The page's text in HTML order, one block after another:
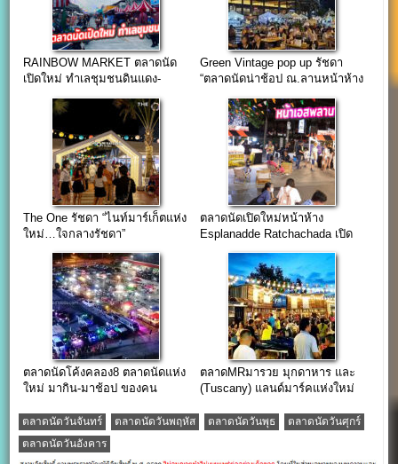
RAINBOW MARKET ตลาดนัด
เปิดใหม่ ทำเลชุมชนดินแดง-
Green Vintage pop up รัชดา
“ตลาดนัดน่าช้อป ณ.ลานหน้าห้าง
The One รัชดา “ไนท์มาร์เก็ตแห่ง
ใหม่…ใจกลางรัชดา”
ตลาดนัดเปิดใหม่หน้าห้าง
Esplanadde Ratchachada เปิด
ตลาดนัดโค้งคลอง8 ตลาดนัดแห่ง
ใหม่ มากิน-มาช้อป ของคน
ตลาดMRมารวย มุกดาหาร และ
(Tuscany) แลนด์มาร์คแห่งใหม่
ตลาดนัดวันจันทร์ ตลาดนัดวันพฤหัส ตลาดนัดวันพุธ
ตลาดนัดวันศุกร์
ตลาดนัดวันอังคาร